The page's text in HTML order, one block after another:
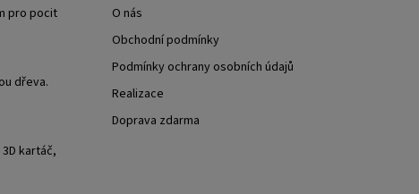
pro pocit
dřeva.
kartáč,
O nás
Obchodní podmínky
Podmínky ochrany osobních údajů
Realizace
Doprava zdarma